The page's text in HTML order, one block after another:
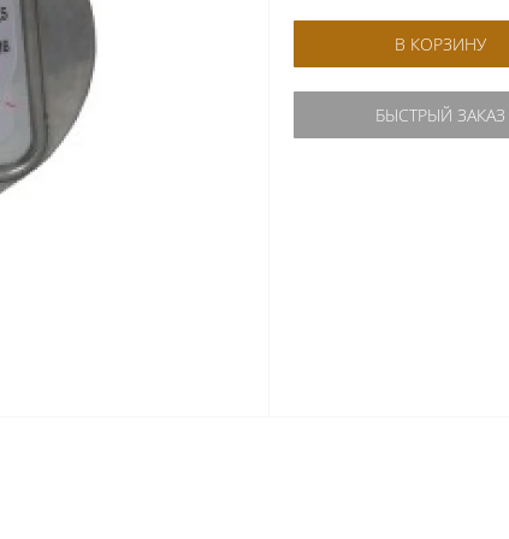
В КОРЗИНУ
БЫСТРЫЙ ЗАКАЗ